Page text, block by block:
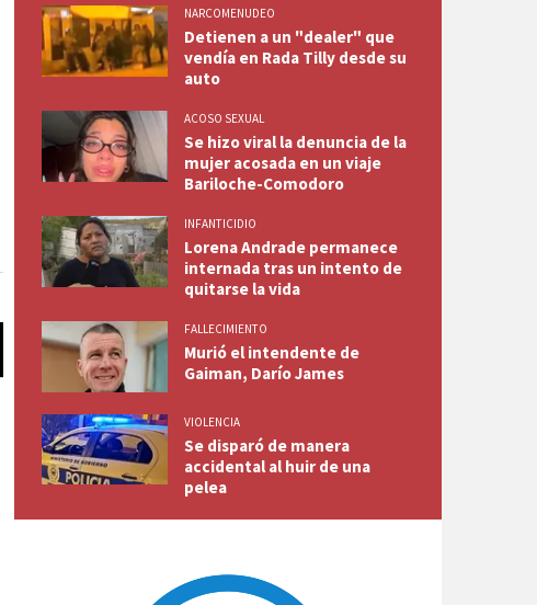
NARCOMENUDEO
Detienen a un "dealer" que
vendía en Rada Tilly desde su
auto
ACOSO SEXUAL
Se hizo viral la denuncia de la
mujer acosada en un viaje
Bariloche-Comodoro
INFANTICIDIO
Lorena Andrade permanece
internada tras un intento de
quitarse la vida
FALLECIMIENTO
Murió el intendente de
Gaiman, Darío James
VIOLENCIA
Se disparó de manera
accidental al huir de una
pelea